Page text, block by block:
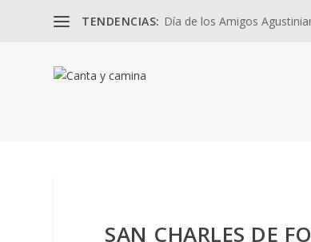
TENDENCIAS: Día de los Amigos
SAN CHARLES DE